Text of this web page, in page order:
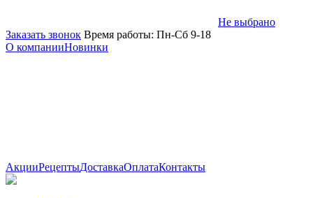
Не выбрано
Заказать звонок Время работы: Пн-Сб 9-18
О компанииНовинки
АкцииРецептыДоставкаОплатаКонтакты